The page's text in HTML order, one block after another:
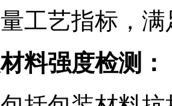
工艺指标，
料强度检测：